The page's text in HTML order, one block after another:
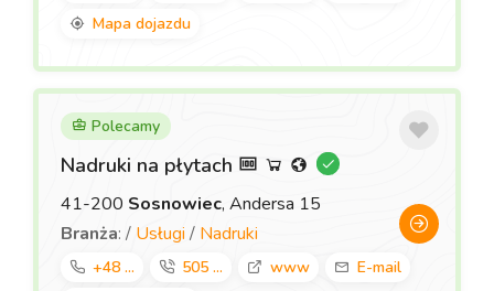
Mapa dojazdu
Polecamy
Nadruki na płytach
41-200 Sosnowiec, Andersa 15
Branża: / Usługi / Nadruki
+48 ... 505 ... www
E-mail